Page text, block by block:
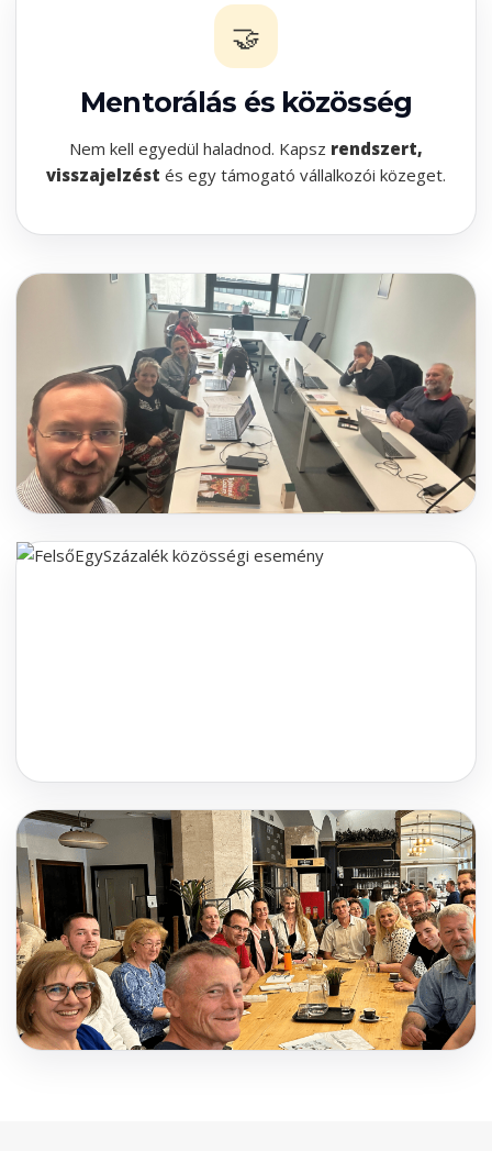
🤝
Mentorálás és közösség
Nem kell egyedül haladnod. Kapsz rendszert,
visszajelzést és egy támogató vállalkozói közeget.